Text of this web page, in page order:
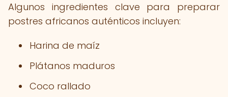
Algunos ingredientes clave para preparar
postres africanos auténticos incluyen:
Harina de maíz
Plátanos maduros
Coco rallado